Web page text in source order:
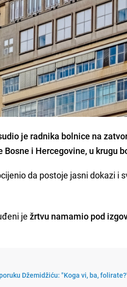
je radnika bolnice na
i Hercegovine, u krugu
da postoje jasni dokazi i
je žrtvu namamio pod
Džemidžiću: "Koga vi, ba,